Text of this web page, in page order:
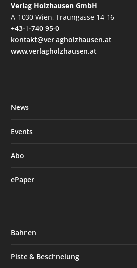
Verlag Holzhausen GmbH
A-1030 Wien, Traungasse 14-16
+43-1-740 95-0
kontakt@verlagholzhausen.at
www.verlagholzhausen.at
News
Events
Abo
ePaper
Bahnen
Piste & Beschneiung